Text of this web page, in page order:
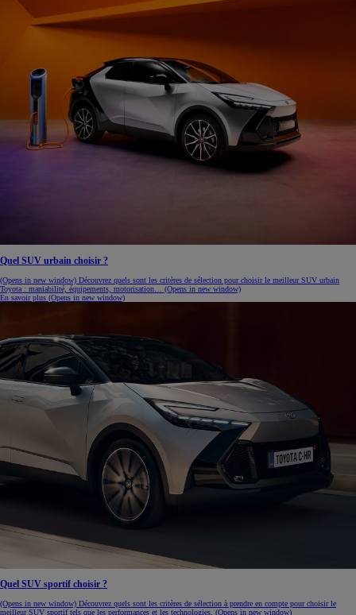
Quel SUV urbain choisir ?
(Opens in new window) Découvrez quels sont les critères de sélection pour choisir le meilleur SUV urbain
Toyota : maniabilité, équipements, motorisation… (Opens in new window)
En savoir plus (Opens in new window)
Quel SUV sportif choisir ?
(Opens in new window) Découvrez quels sont les critères de sélection à prendre en compte pour choisir le
meilleur SUV sportif tels que les performances et les technologies. (Opens in new window)